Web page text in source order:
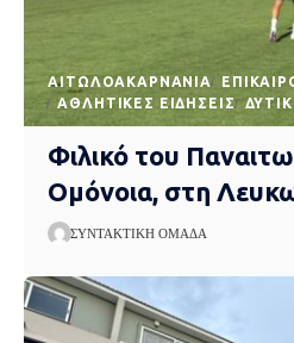
AΙΤΩΛΟΑΚΑΡΝΑΝΊΑ
ΑΘΛΗΤΙΚΈΣ ΕΙΔΉΣΕΙΣ
Φιλικό του
Ομόνοια, στη
ΣΥΝΤΑΚΤΙΚΉ ΟΜΆΔΑ